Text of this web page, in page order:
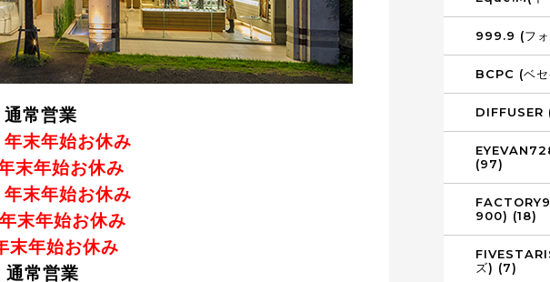
常営業
末年始お休み
末年始お休み
末年始お休み
年始お休み
年始お休み
常営業
999.9 (フ
BCPC (ベ
DIFFUSER
(97)
900) (18)
ズ) (7)